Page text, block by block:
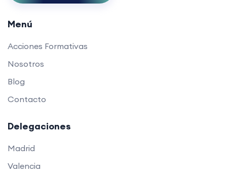
Menú
Acciones Formativas
Nosotros
Blog
Contacto
Delegaciones
Madrid
Valencia